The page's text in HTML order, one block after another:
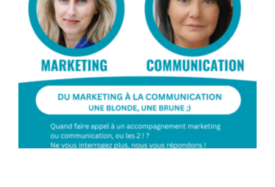
Du marketing à la communication, une blonde, une
brune ;)